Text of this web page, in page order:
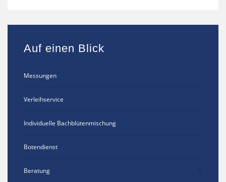
Auf einen Blick
Messungen
Verleihservice
Individuelle Bachblütenmischung
Botendienst
Beratung